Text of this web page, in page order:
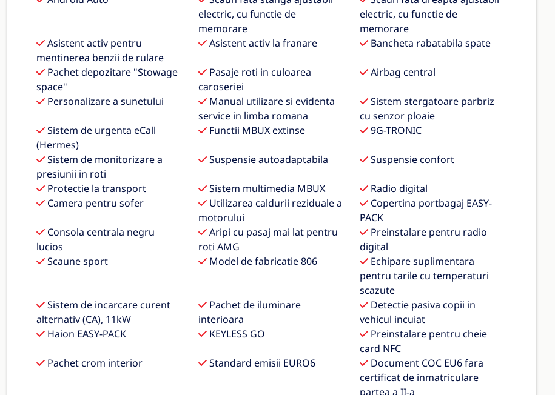
electric, cu functie de
memorare
electric, cu functie de
memorare
Asistent activ pentru
mentinerea benzii de rulare
Asistent activ la franare Bancheta rabatabila spate
Pachet depozitare "Stowage
space"
Pasaje roti in culoarea
caroseriei
Airbag central
Personalizare a sunetului
Manual utilizare si evidenta
service in limba romana
Sistem stergatoare parbriz
cu senzor ploaie
Sistem de urgenta eCall
(Hermes)
Functii MBUX extinse 9G-TRONIC
Sistem de monitorizare a
presiunii in roti
Suspensie autoadaptabila Suspensie confort
Protectie la transport Sistem multimedia MBUX
Radio digital
Camera pentru sofer
Utilizarea caldurii reziduale a
motorului
Copertina portbagaj EASY-
PACK
Consola centrala negru
lucios
Aripi cu pasaj mai lat pentru
roti AMG
Preinstalare pentru radio
digital
Scaune sport
Model de fabricatie 806
Echipare suplimentara
pentru tarile cu temperaturi
scazute
Sistem de incarcare curent
alternativ (CA), 11kW
Pachet de iluminare
interioara
Detectie pasiva copii in
vehicul incuiat
Haion EASY-PACK
KEYLESS GO
Preinstalare pentru cheie
card NFC
Pachet crom interior
Standard emisii EURO6
Document COC EU6 fara
certificat de inmatriculare
partea a II-a